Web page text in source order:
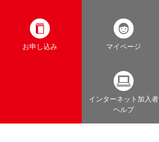
お申し込み マイページ
インターネット加入者
ヘルプ